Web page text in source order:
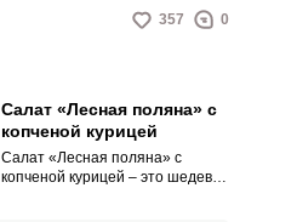
357 0
Салат «Лесная поляна» с
копченой курицей
Салат «Лесная поляна» с
копченой курицей – это шедевр